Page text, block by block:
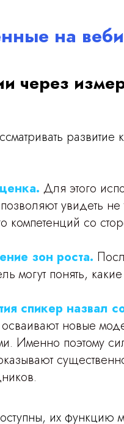
на
через
развитие
Для этого
увидеть
компетенций со
зон роста.
могут понять,
спикер назвал
новые
Именно поэтому
их функцию